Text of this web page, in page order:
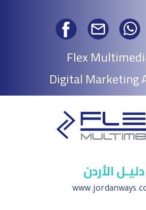
Flex
Digital Marketing
دليـل الأردن